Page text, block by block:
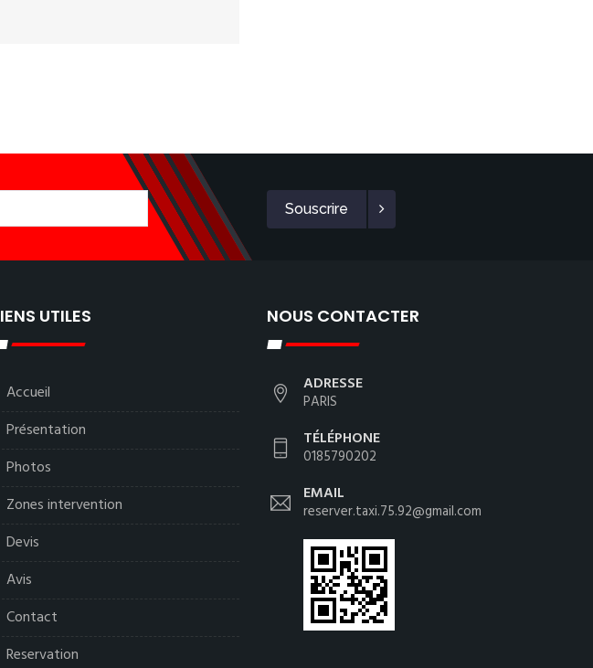
Souscrire
UTILES
Accueil
Présentation
Photos
Zones intervention
Devis
Avis
Contact
Reservation
NOUS CONTACTER
ADRESSE
PARIS
TÉLÉPHONE
0185790202
EMAIL
reserver.taxi.75.92@gmail.com